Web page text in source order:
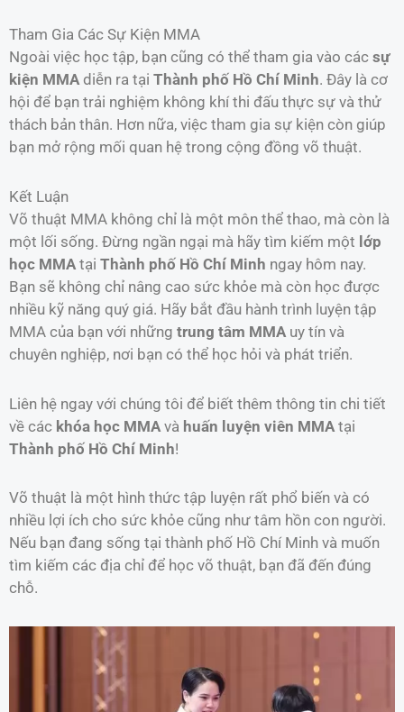
Tham Gia Các Sự Kiện MMA
Ngoài việc học tập, bạn cũng có thể tham gia vào các sự
kiện MMAdiễn ra tại Thành phố Hồ Chí Minh. Đây là cơ
hội để bạn trải nghiệm không khí thi đấu thực sự và thử
thách bản thân. Hơn nữa, việc tham gia sự kiện còn giúp
bạn mở rộng mối quan hệ trong cộng đồng võ thuật.
Kết Luận
Võ thuật MMA không chỉ là một môn thể thao, mà còn là
một lối sống. Đừng ngần ngại mà hãy tìm kiếm một lớp
học MMA tại Thành phố Hồ Chí Minh ngay hôm nay.
Bạn sẽ không chỉ nâng cao sức khỏe mà còn học được
nhiều kỹ năng quý giá. Hãy bắt đầu hành trình luyện tập
MMA của bạn với những trung tâm MMA uy tín và
chuyên nghiệp, nơi bạn có thể học hỏi và phát triển.
Liên hệ ngay với chúng tôi để biết thêm thông tin chi tiết
về các khóa học MMA và huấn luyện viên MMA tại
Thành phố Hồ Chí Minh!
Võ thuật là một hình thức tập luyện rất phổ biến và có
nhiều lợi ích cho sức khỏe cũng như tâm hồn con người.
Nếu bạn đang sống tại thành phố Hồ Chí Minh và muốn
tìm kiếm các địa chỉ để học võ thuật, bạn đã đến đúng
chỗ.